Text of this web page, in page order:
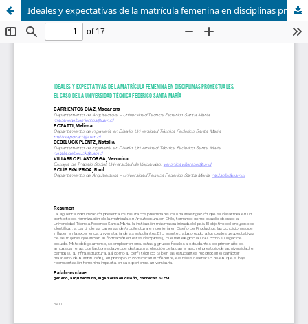
Ideales y expectativas de la matrícula femenina en disciplinas proyectuales